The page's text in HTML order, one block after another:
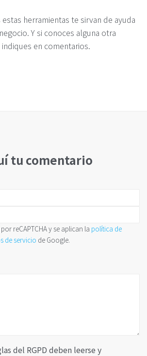
herramientas te sirvan de ayuda
Y si conoces alguna otra
en comentarios.
tu comentario
reCAPTCHA y se aplican la política de
de servicio de Google.
del RGPD deben leerse y